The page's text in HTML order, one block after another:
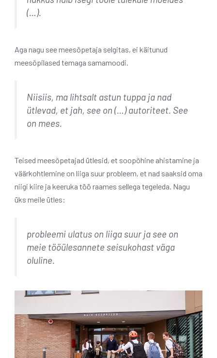
(…).
Aga nagu see meesõpetaja selgitas, ei käitunud
meesõpilased temaga samamoodi.
Niisiis, ma lihtsalt astun tuppa ja nad
ütlevad, et jah, see on (…) autoriteet. See
on mees.
Teised meesõpetajad ütlesid, et soopõhine ahistamine ja
väärkohtlemine on liiga suur probleem, et nad saaksid oma
niigi kiire ja keeruka töö raames sellega tegeleda. Nagu
üks meile ütles:
probleemi ulatus on liiga suur ja see on
meie tööülesannete seisukohast väga
oluline.